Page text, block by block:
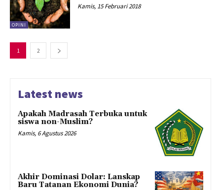
OPINI
Kamis, 15 Februari 2018
1 2
Latest news
Apakah Madrasah Terbuka untuk
siswa non-Muslim?
Kamis, 6 Agustus 2026
Akhir Dominasi Dolar: Lanskap
Baru Tatanan Ekonomi Dunia?